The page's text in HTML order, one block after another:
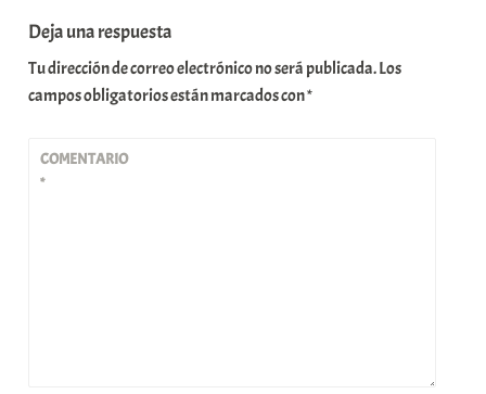
Deja una respuesta
Tu dirección de correo electrónico no será publicada.Los
campos obligatorios están marcados con*
COMENTARIO
*